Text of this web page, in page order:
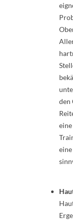
den